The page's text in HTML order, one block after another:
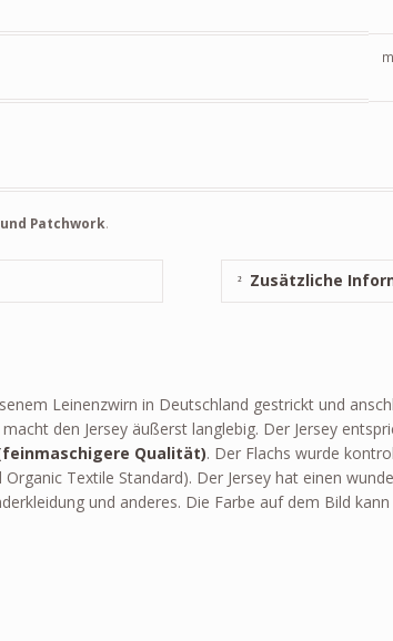
Patchwork.
Zusätzliche
Leinenzwirn in Deutschland gestrickt und
den Jersey äußerst langlebig. Der Jersey
Qualität). Der Flachs wurde
Textile Standard). Der Jersey hat einen
und anderes. Die Farbe auf dem Bild